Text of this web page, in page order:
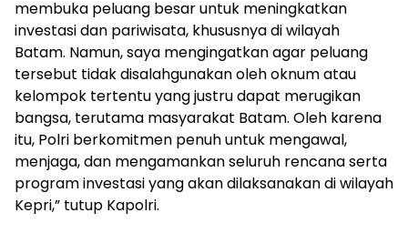
membuka peluang besar untuk meningkatkan
investasi dan pariwisata, khususnya di wilayah
Batam. Namun, saya mengingatkan agar peluang
tersebut tidak disalahgunakan oleh oknum atau
kelompok tertentu yang justru dapat merugikan
bangsa, terutama masyarakat Batam. Oleh karena
itu, Polri berkomitmen penuh untuk mengawal,
menjaga, dan mengamankan seluruh rencana serta
program investasi yang akan dilaksanakan di wilayah
Kepri,” tutup Kapolri.